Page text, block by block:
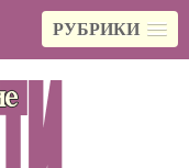
РУБРИКИ